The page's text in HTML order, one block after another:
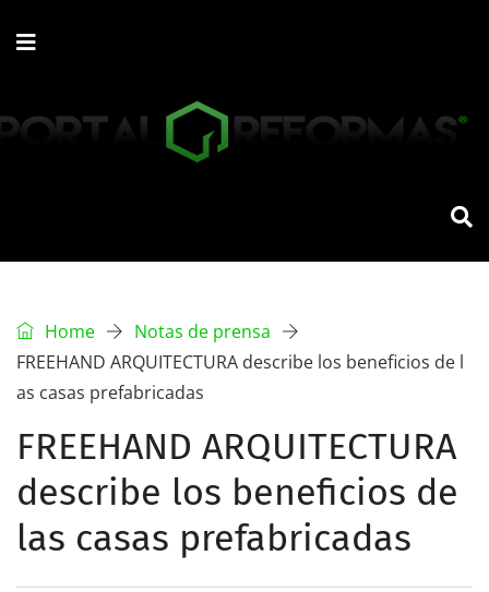
Home
Notas de prensa
FREEHAND ARQUITECTURA describe los beneficios de l
as casas prefabricadas
FREEHAND ARQUITECTURA
describe los beneficios de
las casas prefabricadas